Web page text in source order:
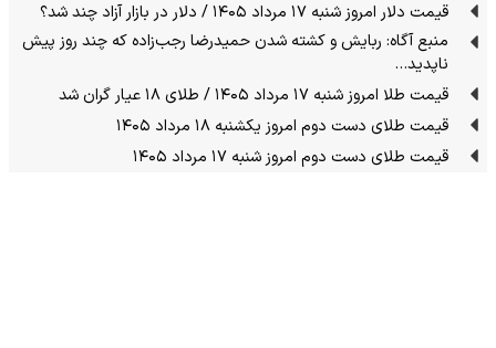
قیمت دلار امروز شنبه ۱۷ مرداد ۱۴۰۵ / دلار در بازار آزاد چند شد؟
منبع آگاه: ربایش و کشته شدن حمیدرضا رجب‌زاده که چند روز پیش
ناپدید…
قیمت طلا امروز شنبه ۱۷ مرداد ۱۴۰۵ / طلای ۱۸ عیار گران شد
قیمت طلای دست دوم امروز یکشنبه ۱۸ مرداد ۱۴۰۵
قیمت طلای دست دوم امروز شنبه ۱۷ مرداد ۱۴۰۵